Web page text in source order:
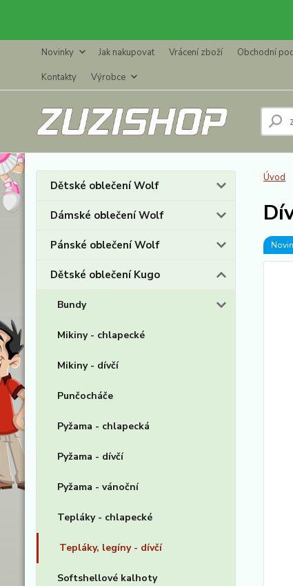
Novinky Jak nakupovat Vrácení zboží Obchodní
Kontakty
Výrobce
Dětské oblečení Wolf
Dámské oblečení Wolf
Pánské oblečení Wolf
Dětské oblečení Kugo
Bundy
Mikiny - chlapecké
Mikiny - dívčí
Punčocháče
Pyžama - chlapecká
Pyžama - dívčí
Pyžama - vánoční
Tepláky - chlapecké
Tepláky, legíny - dívčí
Softshellové kalhoty
Úvod